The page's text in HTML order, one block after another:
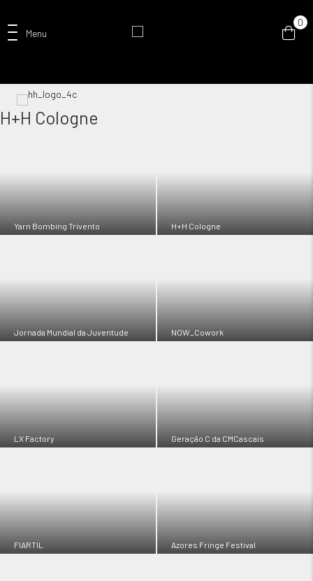
Menu
0
H+H Cologne
Yarn Bombing Trivento H+H Cologne
Jornada Mundial da Juventude NOW_Cowork
LX Factory Geração C da CMCascais
FIARTIL Azores Fringe Festival